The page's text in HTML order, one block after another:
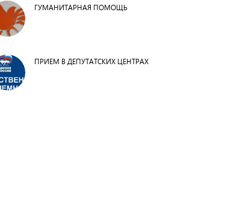
ГУМАНИТАРНАЯ ПОМОЩЬ
ПРИЕМ В ДЕПУТАТСКИХ ЦЕНТРАХ